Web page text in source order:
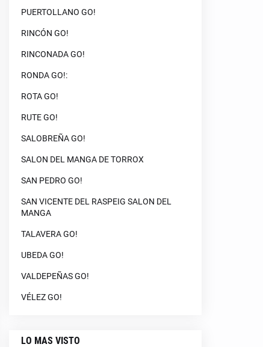
PUERTOLLANO GO!
RINCÓN GO!
RINCONADA GO!
RONDA GO!:
ROTA GO!
RUTE GO!
SALOBREÑA GO!
SALON DEL MANGA DE TORROX
SAN PEDRO GO!
SAN VICENTE DEL RASPEIG SALON DEL
MANGA
TALAVERA GO!
UBEDA GO!
VALDEPEÑAS GO!
VÉLEZ GO!
LO MAS VISTO